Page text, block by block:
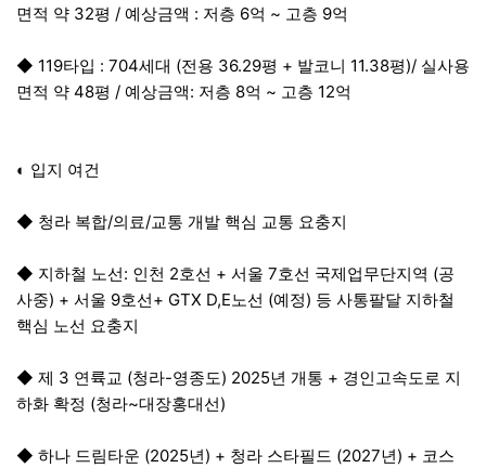
면적 약 32평 / 예상금액 : 저층 6억 ~ 고층 9억
◆ 119타입 : 704세대 (전용 36.29평 + 발코니 11.38평)/ 실사용
면적 약 48평 / 예상금액: 저층 8억 ~ 고층 12억
◐ 입지 여건
◆ 청라 복합/의료/교통 개발 핵심 교통 요충지
◆ 지하철 노선: 인천 2호선 + 서울 7호선 국제업무단지역 (공
사중) + 서울 9호선+ GTX D,E노선 (예정) 등 사통팔달 지하철
핵심 노선 요충지
◆ 제 3 연륙교 (청라-영종도) 2025년 개통 + 경인고속도로 지
하화 확정 (청라~대장홍대선)
◆ 하나 드림타운 (2025년) + 청라 스타필드 (2027년) + 코스